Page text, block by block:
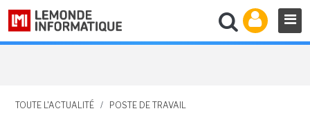
TOUTE L'ACTUALITÉ / POSTE DE TRAVAIL